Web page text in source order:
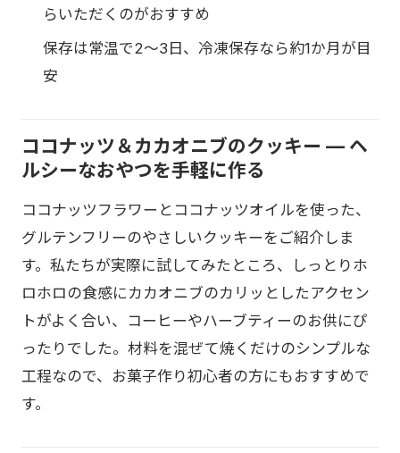
らいただくのがおすすめ
保存は常温で2〜3日、冷凍保存なら約1か月が目
安
ココナッツ＆カカオニブのクッキー — ヘ
ルシーなおやつを手軽に作る
ココナッツフラワーとココナッツオイルを使った、
グルテンフリーのやさしいクッキーをご紹介しま
す。私たちが実際に試してみたところ、しっとりホ
ロホロの食感にカカオニブのカリッとしたアクセン
トがよく合い、コーヒーやハーブティーのお供にぴ
ったりでした。材料を混ぜて焼くだけのシンプルな
工程なので、お菓子作り初心者の方にもおすすめで
す。